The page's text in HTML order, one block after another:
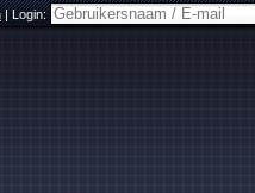
|Login: